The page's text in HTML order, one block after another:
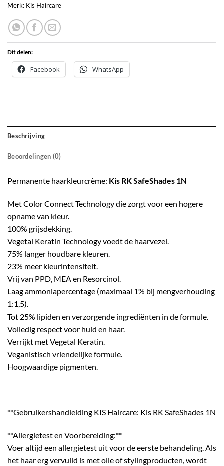
Merk: Kis Haircare
Dit delen:
Facebook WhatsApp
Beschrijving
Beoordelingen (0)
Permanente haarkleurcrème: Kis RK SafeShades 1N
Met Color Connect Technology die zorgt voor een hogere
opname van kleur.
100% grijsdekking.
Vegetal Keratin Technology voedt de haarvezel.
75% langer houdbare kleuren.
23% meer kleurintensiteit.
Vrij van PPD, MEA en Resorcinol.
Laag ammoniapercentage (maximaal 1% bij mengverhouding
1:1,5).
Tot 25% lipiden en verzorgende ingrediënten in de formule.
Volledig respect voor huid en haar.
Verrijkt met Vegetal Keratin.
Veganistisch vriendelijke formule.
Hoogwaardige pigmenten.
**Gebruikershandleiding KIS Haircare: Kis RK SafeShades 1N
**Allergietest en Voorbereiding:**
Voer altijd een allergietest uit voor de eerste behandeling. Als
het haar erg vervuild is met olie of stylingproducten, wordt